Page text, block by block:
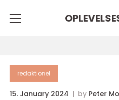
redaktionel
15. January 2024 by Peter